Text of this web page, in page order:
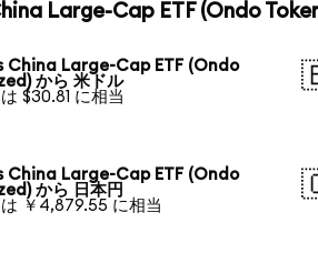
Large-Cap ETF (Ondo
China Large-Cap ETF (Ondo
から 米ドル
$30.81 に相当
China Large-Cap ETF (Ondo
から 日本円
は ￥4,879.55 に相当